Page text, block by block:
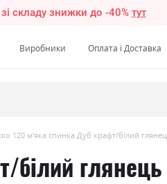
складу знижки до -40% тут
Виробники Оплата і Доставка
120 м'яка спинка Дуб крафт/білий
білий